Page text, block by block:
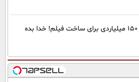
مجید واشقانی و بودجه 150 میلیاردی برای ساخت فیلم! خدا بده